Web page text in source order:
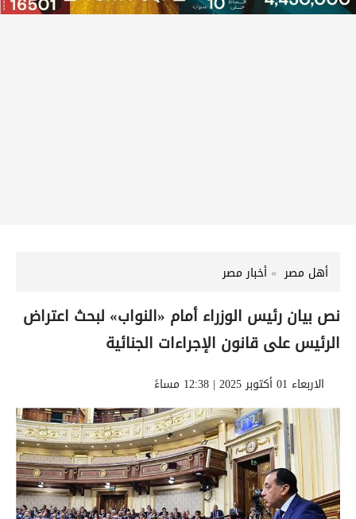
أهل مصر أخبار مصر
نص بيان رئيس الوزراء أمام «النواب» لبحث اعتراض
الرئيس على قانون الإجراءات الجنائية
الاربعاء 01 أكتوبر 2025 | 12:38 مساءً